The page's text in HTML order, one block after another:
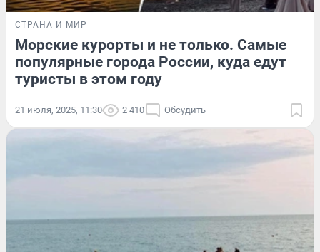
СТРАНА И МИР
Морские курорты и не только. Самые
популярные города России, куда едут
туристы в этом году
21 июля, 2025, 11:30 2 410 Обсудить